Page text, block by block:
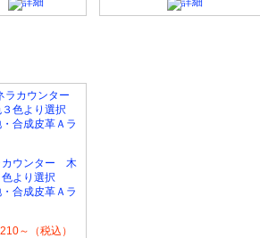
カウンター 木
色より選択
・合成皮革Ａラ
～（税込）